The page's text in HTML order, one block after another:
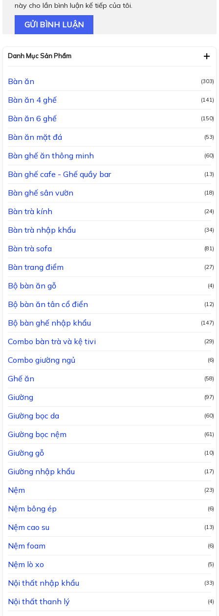
này cho lần bình luận kế tiếp của tôi.
Danh Mục Sản Phẩm
Bàn ăn (303)
Bàn ăn 4 ghế (141)
Bàn ăn 6 ghế (150)
Bàn ăn mặt đá (53)
Bàn ghế ăn thông minh (60)
Bàn ghế cafe - Ghế quầy bar (13)
Bàn ghế sân vườn (18)
Bàn trà kính (24)
Bàn trà nhập khẩu (34)
Bàn trà sofa (81)
Bàn trang điểm (27)
Bộ bàn ăn gỗ (4)
Bộ bàn ăn tân cổ điển (12)
Bộ bàn ghế nhập khẩu (147)
Combo bàn trà và kệ tivi (29)
Combo giường ngủ (6)
Ghế ăn (58)
Giường (97)
Giường bọc da (60)
Giường bọc nệm (61)
Giường gỗ (10)
Giường nhập khẩu (17)
Nệm (23)
Nệm bông ép (6)
Nệm cao su (13)
Nệm foam (6)
Nệm lò xo (5)
Nội thất nhập khẩu (33)
Nội thất thanh lý (4)